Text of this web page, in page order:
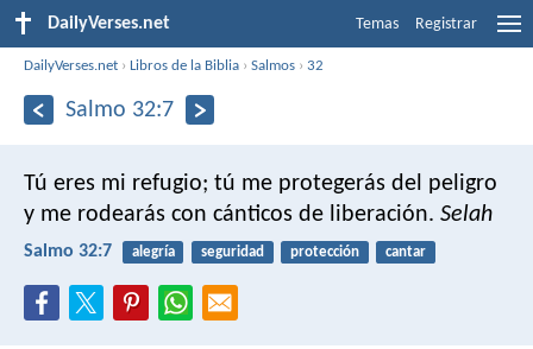
DailyVerses.net Temas Registrar
DailyVerses.net ›Libros de la Biblia ›Salmos ›32
Salmo 32:7
Tú eres mi refugio; tú me protegerás del peligro
y me rodearás con cánticos de liberación. Selah
Salmo 32:7 alegría seguridad protección cantar